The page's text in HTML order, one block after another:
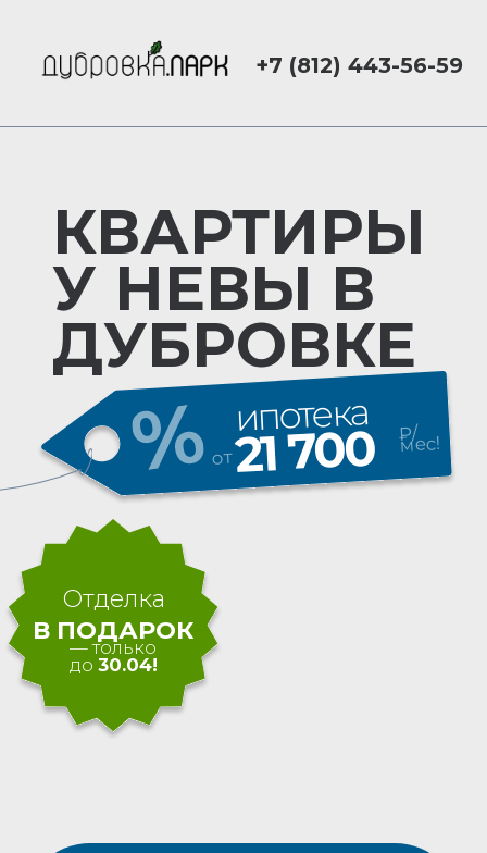
У НЕВЫ В
ДУБРОВКЕ
Скейт-площадка
5 минут до набережной
Отделка
В ПОДАРОК
— только
до30.04!
ПОЛУЧИТЬ
СПЕЦПРЕДЛОЖЕНИЕ
от
ипотека
21 700 ₽/